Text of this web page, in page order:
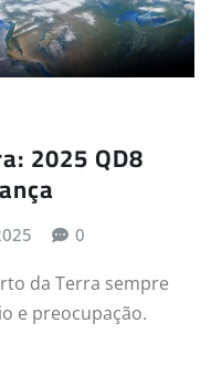
2025 QD8
0
da Terra sempre
e preocupação.